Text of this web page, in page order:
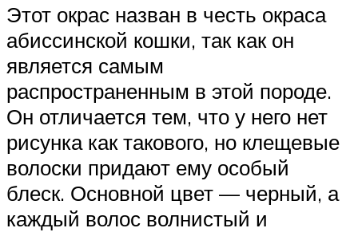
Этот окрас назван в честь окраса
абиссинской кошки, так как он
является самым
распространенным в этой породе.
Он отличается тем, что у него нет
рисунка как такового, но клещевые
волоски придают ему особый
блеск. Основной цвет — черный, а
каждый волос волнистый и